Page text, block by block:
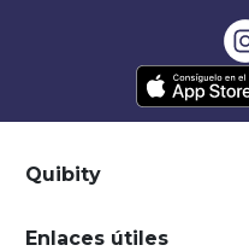
Quibity
Enlaces útiles